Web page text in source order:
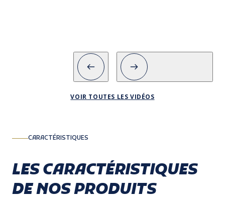
VOIR TOUTES LES VIDÉOS
CARACTÉRISTIQUES
LES CARACTÉRISTIQUES
DE NOS PRODUITS